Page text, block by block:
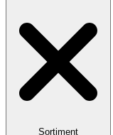
Sortiment